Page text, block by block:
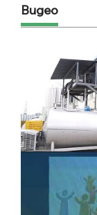
Видео